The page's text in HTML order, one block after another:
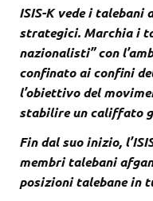
ISIS-K vede i talebani
strategici. Marchia i
nazionalisti” con
confinato ai confini
l’obiettivo del
stabilire un califfato
Fin dal suo inizio,
membri talebani
posizioni talebane in